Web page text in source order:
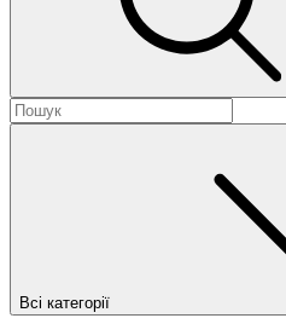
Всі категорії